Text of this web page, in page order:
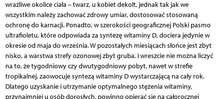
wrażliwe okolice ciała – twarz, u kobiet dekolt, jednak tak jak we
wszystkim należy zachować zdrowy umiar, dostosować stosowaną
ochronę do karnacji. Ponadto, w szerokości geograficznej Polski pasmo
ultrafioletu, które odpowiada za syntezę witaminy D, dociera jedynie w
okresie od maja do września. W pozostałych miesiącach słońce jest zbyt
nisko, a warstwa strefy ozonowej zbyt gruba. I wreszcie nie można liczyć
na to, że tygodniowy czy dwutygodniowy pobyt, nawet w strefie
tropikalnej, zaowocuje syntezą witaminy D wystarczającą na cały rok.
Dlatego uzyskanie i utrzymanie optymalnego stężenia witaminy,
przynajmniej u osób dorosłych, powinno opierać się na całorocznej